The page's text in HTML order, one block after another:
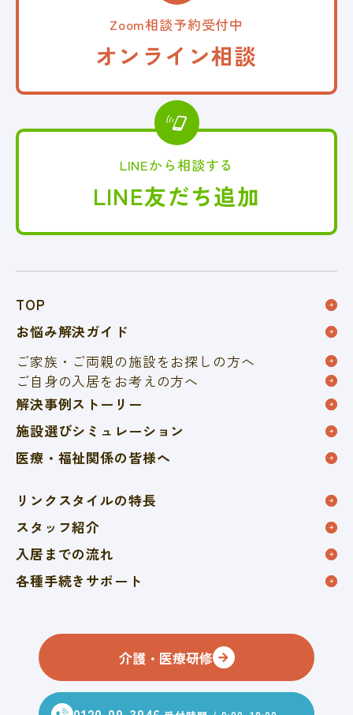
Zoom相談予約受付中
オンライン相談
LINEから相談する
LINE友だち追加
TOP
お悩み解決ガイド
ご家族・ご両親の施設を お探しの方へ
ご自身の入居をお考えの方へ
解決事例ストーリー
施設選びシミュレーション
医療・福祉関係の皆様へ
リンクスタイルの特長
スタッフ紹介
入居までの流れ
各種手続きサポート
介護・医療研修